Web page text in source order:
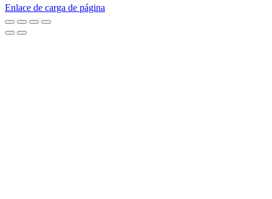
Enlace de carga de página